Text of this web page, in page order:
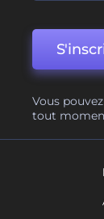
Vous
tout